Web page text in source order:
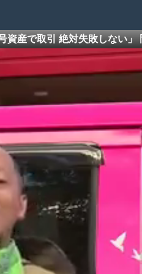
資産で取引 絶対失敗しない